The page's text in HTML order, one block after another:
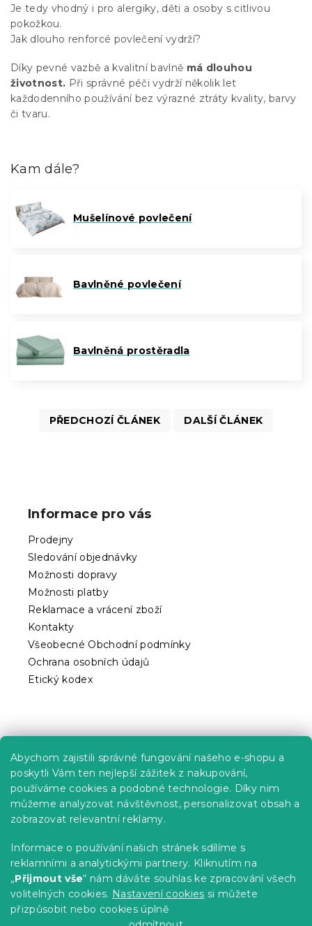
Abychom zajistili správné fungování našeho e-shopu a
poskytli Vám ten nejlepší zážitek z nakupování,
používáme cookies a podobné technologie. Díky nim
můžeme analyzovat návštěvnost, personalizovat obsah a
zobrazovat relevantní reklamy.
Informace o používání našich stránek sdílíme s
reklamními a analytickými partnery. Kliknutím na
„Přijmout vše“ nám dáváte souhlas ke zpracování všech
volitelných cookies. Nastavení cookies si můžete
přizpůsobit nebo cookies úplně
Je tedy vhodný i pro alergiky, děti a osoby s citlivou
pokožkou.
Jak dlouho renforcé povlečení vydrží?
Díky pevné vazbě a kvalitní bavlně má dlouhou
životnost. Při správné péči vydrží několik let
každodenního používání bez výrazné ztráty kvality, barvy
či tvaru.
Kam dále?
Mušelínové povlečení
Bavlněné povlečení
Bavlněná prostěradla
PŘEDCHOZÍ ČLÁNEK DALŠÍ ČLÁNEK
Informace pro vás
Prodejny
Sledování objednávky
Možnosti dopravy
Možnosti platby
Reklamace a vrácení zboží
Kontakty
Všeobecné Obchodní podmínky
Ochrana osobních údajů
Etický kodex
Kariéra
Poptávky a B2B spolupráce
Proč se u nás registrovat?
Věrnostní program - Sleva až 10 %
Návody
Tabulky velikostí
Blog